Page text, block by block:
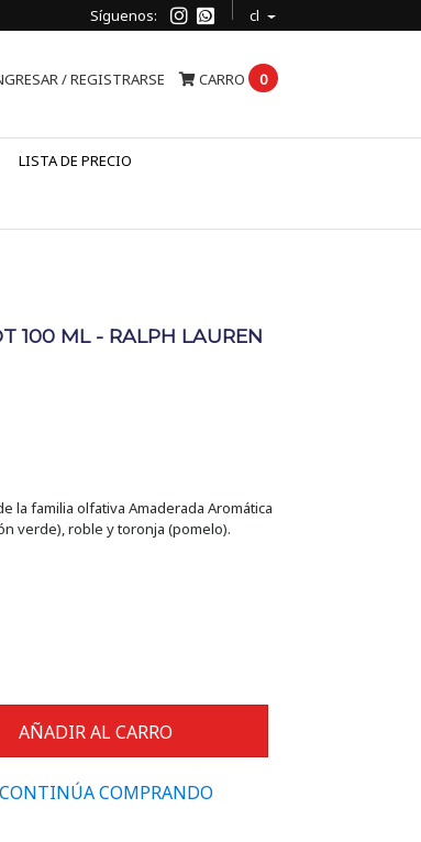
Síguenos: cl
CARRO 0
/ REGISTRARSE
LISTA DE PRECIO
100 ML - RALPH LAUREN
la familia olfativa Amaderada Aromática
verde), roble y toronja (pomelo).
COMPRANDO